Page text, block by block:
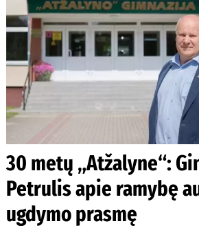
30 metų „Atžalyne“:
Petrulis apie ramybę
ugdymo prasmę